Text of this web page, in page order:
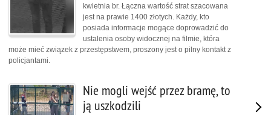
kwietnia br. Łączna wartość strat szacowana
jest na prawie 1400 złotych. Każdy, kto
posiada informacje mogące doprowadzić do
ustalenia osoby widocznej na filmie, która
może mieć związek z przestępstwem, proszony jest o pilny kontakt z
policjantami.
Nie mogli wejść przez bramę, to
ją uszkodzili